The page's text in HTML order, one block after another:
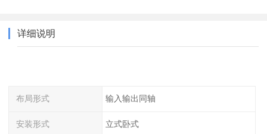
详细说明
布局形式 输入输出同轴
安装形式 立式卧式